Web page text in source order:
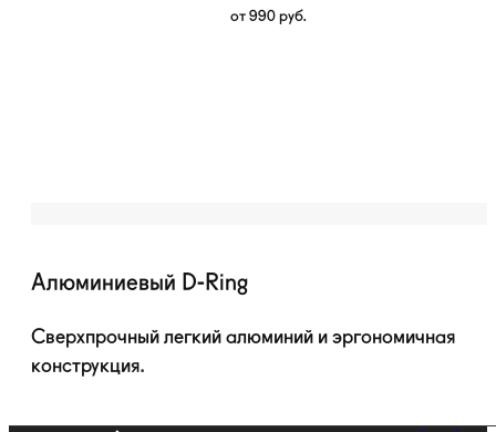
от 990 руб.
Алюминиевый D-Ring
Сверхпрочный легкий алюминий и эргономичная
конструкция.